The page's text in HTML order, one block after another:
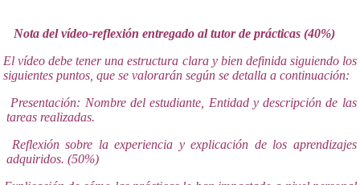
Nota del vídeo-reflexión entregado al tutor de prácticas (40%)
El vídeo debe tener una estructura clara y bien definida siguiendo los
siguientes puntos, que se valorarán según se detalla a continuación:
Presentación: Nombre del estudiante, Entidad y descripción de las
tareas realizadas.
Reflexión sobre la experiencia y explicación de los aprendizajes
adquiridos. (50%)